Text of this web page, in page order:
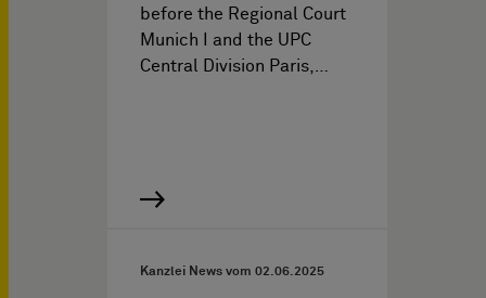
before the Regional Court
Munich I and the UPC
Central Division Paris,…
Kanzlei News vom 02.06.2025